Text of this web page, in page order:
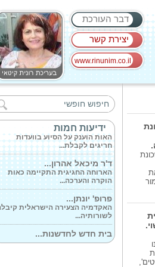
דבר העורכת
יצירת קשר
www.rinunim.co.il
ידיעות חמות
אירוע הענקת...
האות הוענק להם היום בטקס חביב
שהמעלה...
עמותת 'חברים...
האות הוענק על הסיוע בוועדות
חריגים לקבלת...
ד'ר מיכאל אהרון...
הארוחה החגיגית התקיימה כאות
הוקרה והערכה...
פרופ' יונתן...
האקדמיה הצעירה הישראלית קיבלה
לשורותיה...
בית חדש לחדשנות...
האקסלרטור 'יודעים פרמסוטיקלס'